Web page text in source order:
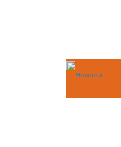
Новости